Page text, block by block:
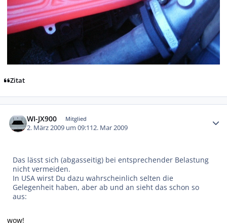
Zitat
WI-JX900 Mitglied
2. März 2009 um 09:112. Mar 2009
Das lässt sich (abgasseitig) bei entsprechender Belastung
nicht vermeiden.
In USA wirst Du dazu wahrscheinlich selten die
Gelegenheit haben, aber ab und an sieht das schon so
aus:
wow!